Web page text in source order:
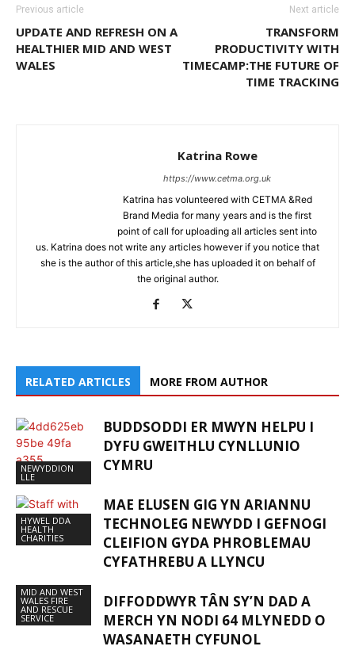
Previous article
UPDATE AND REFRESH ON A
HEALTHIER MID AND WEST
WALES
Next article
TRANSFORM
PRODUCTIVITY WITH
TIMECAMP:THE FUTURE OF
TIME TRACKING
Katrina Rowe
https://www.cetma.org.uk
Katrina has volunteered with CETMA &Red
Brand Media for many years and is the first
point of call for uploading all articles sent into
us. Katrina does not write any articles however if you notice that
she is the author of this article,she has uploaded it on behalf of
the original author.
RELATED ARTICLES MORE FROM AUTHOR
NEWYDDION
LLE
BUDDSODDI ER MWYN HELPU I
DYFU GWEITHLU CYNLLUNIO
CYMRU
HYWEL DDA
HEALTH
CHARITIES
MAE ELUSEN GIG YN ARIANNU
TECHNOLEG NEWYDD I GEFNOGI
CLEIFION GYDA PHROBLEMAU
CYFATHREBU A LLYNCU
MID AND WEST
WALES FIRE
AND RESCUE
SERVICE
DIFFODDWYR TÂN SY’N DAD A
MERCH YN NODI 64 MLYNEDD O
WASANAETH CYFUNOL